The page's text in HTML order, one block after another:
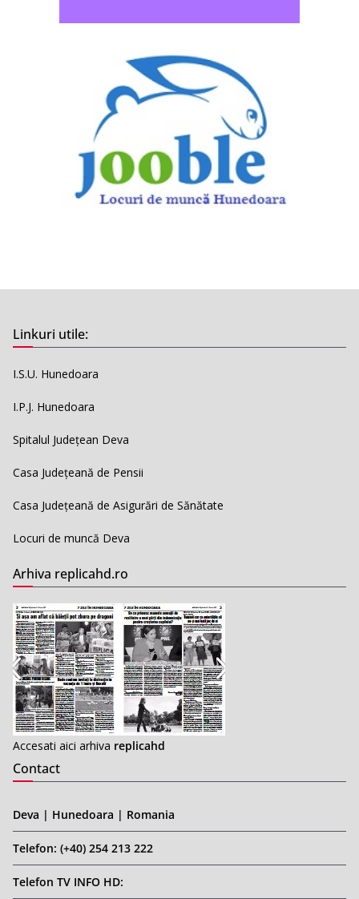
Linkuri utile:
I.S.U. Hunedoara
I.P.J. Hunedoara
Spitalul Județean Deva
Casa Județeană de Pensii
Casa Județeană de Asigurări de Sănătate
Locuri de muncă Deva
Arhiva replicahd.ro
Accesati aici arhiva replicahd
Contact
Deva | Hunedoara | Romania
Telefon: (+40) 254 213 222
Telefon TV INFO HD: